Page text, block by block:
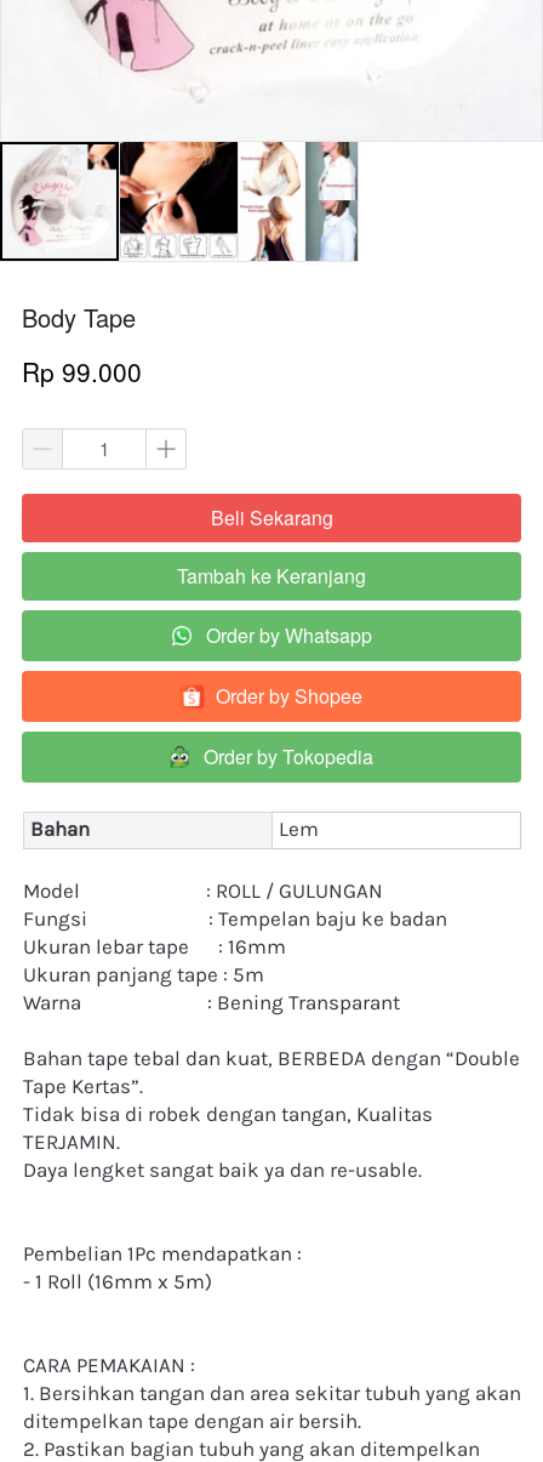
Body Tape
Rp 99.000
`Beli Sekarang
`
Tambah ke Keranjang
` Order by Whatsapp
` Order by Shopee
` Order by Tokopedia
Bahan Lem
Model                          : ROLL / GULUNGAN
Fungsi                         : Tempelan baju ke badan
Ukuran lebar tape      : 16mm
Ukuran panjang tape : 5m
Warna                          : Bening Transparant
Bahan tape tebal dan kuat, BERBEDA dengan “Double
Tape Kertas”.
Tidak bisa di robek dengan tangan, Kualitas
TERJAMIN.
Daya lengket sangat baik ya dan re-usable.
Pembelian 1Pc mendapatkan :
- 1 Roll (16mm x 5m)
CARA PEMAKAIAN :
1. Bersihkan tangan dan area sekitar tubuh yang akan
ditempelkan tape dengan air bersih.
2. Pastikan bagian tubuh yang akan ditempelkan